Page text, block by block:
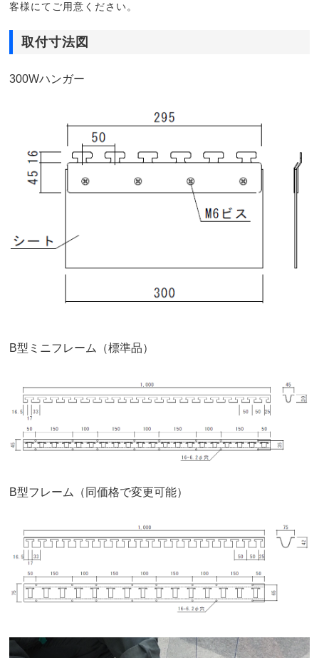
客様にてご用意ください。
取付寸法図
300Wハンガー
B型ミニフレーム（標準品）
B型フレーム（同価格で変更可能）